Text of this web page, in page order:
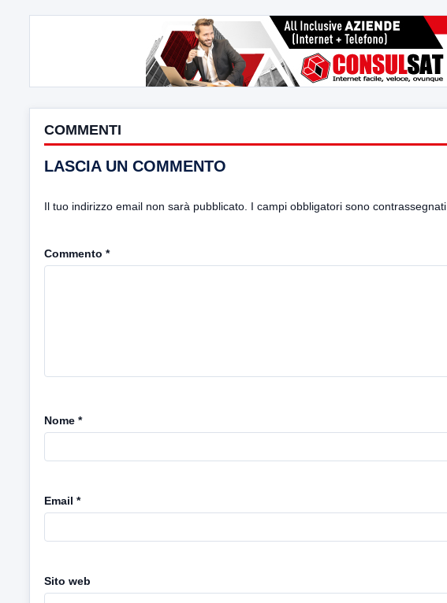
COMMENTI
LASCIA UN COMMENTO
Il tuo indirizzo email non sarà pubblicato. I campi obbligatori sono contrassegnati
Commento *
Nome *
Email *
Sito web